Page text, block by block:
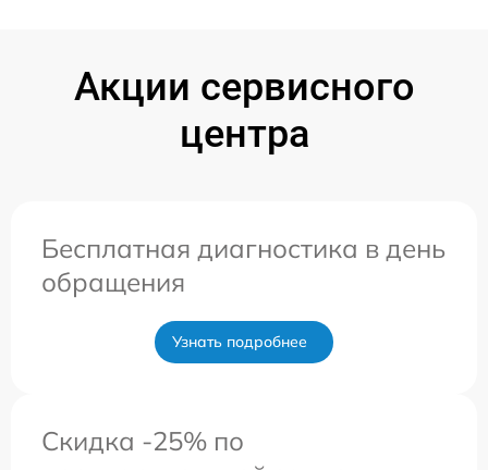
Акции сервисного
центра
Бесплатная диагностика в день
обращения
Узнать подробнее
Скидка -25% по